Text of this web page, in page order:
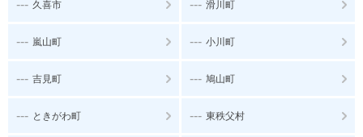
--- 久喜市 --- 滑川町
--- 嵐山町 --- 小川町
--- 吉見町 --- 鳩山町
--- ときがわ町 --- 東秩父村